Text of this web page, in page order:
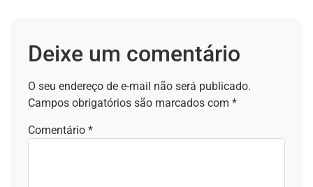
Deixe um comentário
O seu endereço de e-mail não será publicado.
Campos obrigatórios são marcados com *
Comentário *